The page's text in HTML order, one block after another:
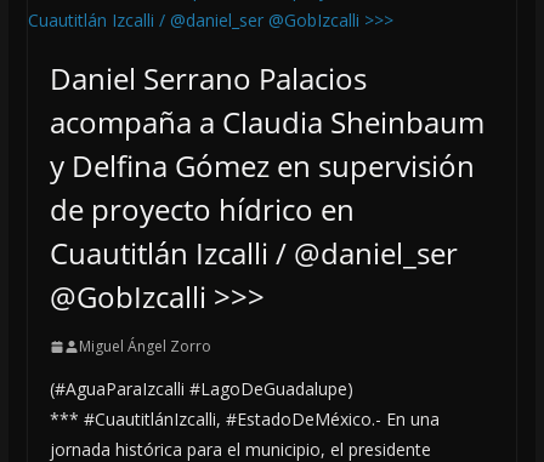
Daniel Serrano Palacios
acompaña a Claudia Sheinbaum
y Delfina Gómez en supervisión
de proyecto hídrico en
Cuautitlán Izcalli / @daniel_ser
@GobIzcalli >>>
Miguel Ángel Zorro
(#AguaParaIzcalli #LagoDeGuadalupe)
*** #CuautitlánIzcalli, #EstadoDeMéxico.- En una
jornada histórica para el municipio, el presidente